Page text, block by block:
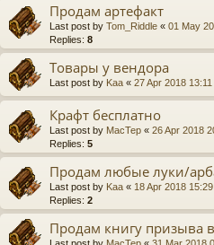
Продам артефакт
Last post by Tom_Riddle « 01 May
Replies: 8
Товары у вендора
Last post by Kaa « 27 Apr 2018 13:11
Крафт бесплатно
Last post by MacTep « 26 Apr 2018
Replies: 5
Продам любые луки/
Last post by Kaa « 18 Apr 2018 15:29
Replies: 2
Продам книгу призыва